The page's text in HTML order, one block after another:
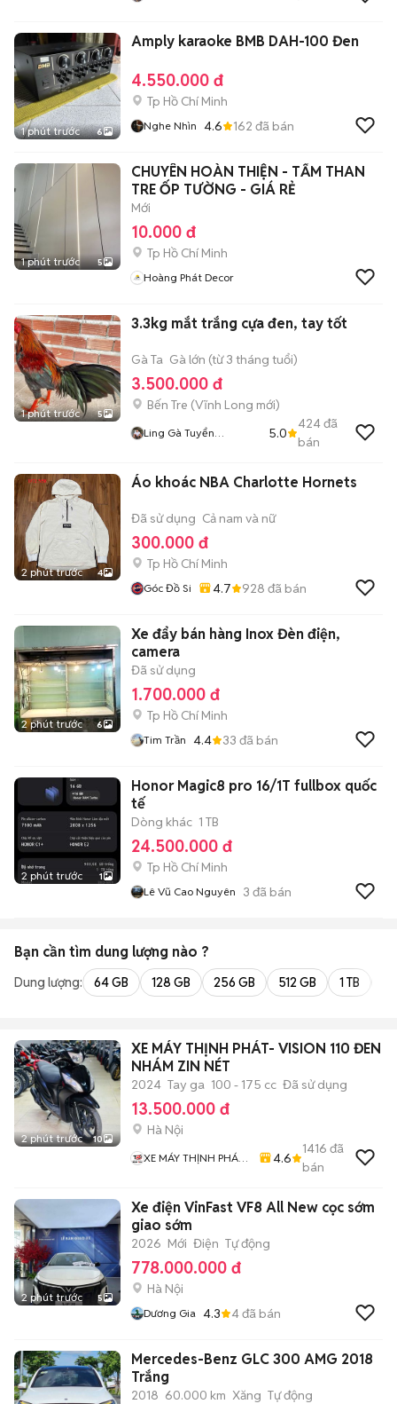
1 phút trước 6
Amply karaoke BMB DAH-100 Đen
4.550.000 đ
Tp Hồ Chí Minh
Nghe Nhìn 4.6 162 đã bán
1 phút trước 5
CHUYÊN HOÀN THIỆN - TẤM THAN
TRE ỐP TƯỜNG - GIÁ RẺ
Mới
10.000 đ
Tp Hồ Chí Minh
Hoàng Phát Decor
1 phút trước 5
3.3kg mắt trắng cựa đen, tay tốt
Gà Ta Gà lớn (từ 3 tháng tuổi)
3.500.000 đ
Bến Tre (Vĩnh Long mới)
Ling Gà Tuyển
5.0
424đã
bán
2 phút trước 4
Áo khoác NBA Charlotte Hornets
Đã sử dụng Cả nam và nữ
300.000 đ
Tp Hồ Chí Minh
Góc Đồ Si 4.7 928 đã bán
2 phút trước 6
Xe đẩy bán hàng Inox Đèn điện,
camera
Đã sử dụng
1.700.000 đ
Tp Hồ Chí Minh
Tim Trần 4.4 33 đã bán
2 phút trước 1
Honor Magic8 pro 16/1T fullbox quốc
tế
Dòng khác 1 TB
24.500.000 đ
Tp Hồ Chí Minh
Lê Vũ Cao Nguyên 3 đã bán
Bạn cần tìm dung lượng nào ?
Dung lượng: 64 GB 128 GB 256 GB 512 GB 1 TB
2 phút trước 10
XE MÁY THỊNH PHÁT- VISION 110 ĐEN
NHÁM ZIN NÉT
2024 Tay ga 100 - 175 cc Đã sử dụng
13.500.000 đ
Hà Nội
XE MÁY THỊNH PHÁT
4.6
1416 đã
bán
2 phút trước 5
Xe điện VinFast VF8 All New cọc sớm
giao sớm
2026 Mới Điện Tự động
778.000.000 đ
Hà Nội
Dương Gia 4.3 4đã bán
Mercedes-Benz GLC 300 AMG 2018
Trắng
2018 60.000 km Xăng Tự động